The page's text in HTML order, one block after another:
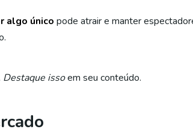
algo único pode atrair e manter
Destaque issoem seu conteúdo.